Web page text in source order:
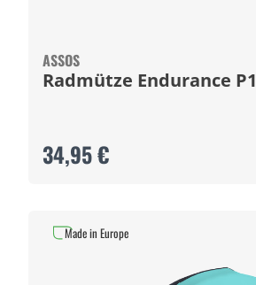
ASSOS
Radmütze Endurance P1
34,95 €
Made in Europe